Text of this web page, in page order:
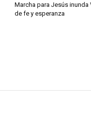
Marcha para Jesús inunda
de fe y esperanza